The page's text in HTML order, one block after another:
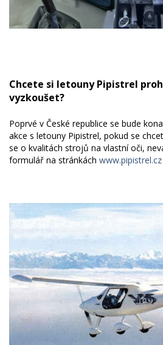
Chcete si letouny Pipistrel
vyzkoušet?
Poprvé v České republice se bude
akce s letouny Pipistrel, pokud se
se o kvalitách strojů na vlastní oči,
formulář na stránkách www.pipistrel.cz